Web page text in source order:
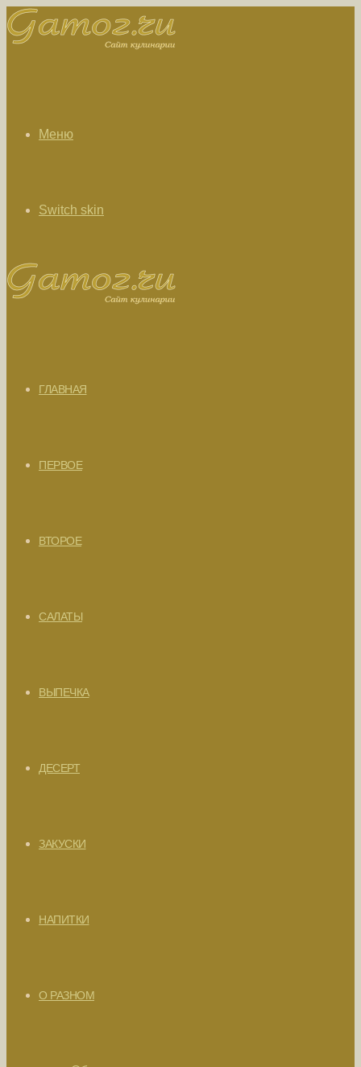
Меню
Switch skin
ГЛАВНАЯ
ПЕРВОЕ
ВТОРОЕ
САЛАТЫ
ВЫПЕЧКА
ДЕСЕРТ
ЗАКУСКИ
НАПИТКИ
О РАЗНОМ